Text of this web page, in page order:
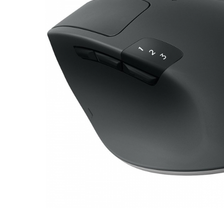
Tablete & accesorii
Telefoane & accesorii
Smart Watch
Sisteme Desktop & Monitoare